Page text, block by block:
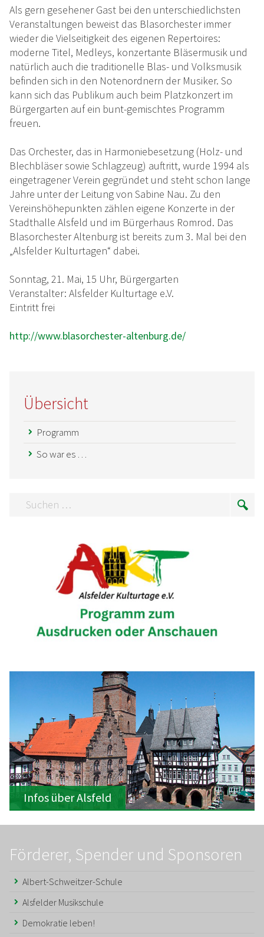
Als gern gesehener Gast bei den unterschiedlichsten
Veranstaltungen beweist das Blasorchester immer
wieder die Vielseitigkeit des eigenen Repertoires:
moderne Titel, Medleys, konzertante Bläsermusik und
natürlich auch die traditionelle Blas- und Volksmusik
befinden sich in den Notenordnern der Musiker. So
kann sich das Publikum auch beim Platzkonzert im
Bürgergarten auf ein bunt-gemischtes Programm
freuen.
Das Orchester, das in Harmoniebesetzung (Holz- und
Blechbläser sowie Schlagzeug) auftritt, wurde 1994 als
eingetragener Verein gegründet und steht schon lange
Jahre unter der Leitung von Sabine Nau. Zu den
Vereinshöhepunkten zählen eigene Konzerte in der
Stadthalle Alsfeld und im Bürgerhaus Romrod. Das
Blasorchester Altenburg ist bereits zum 3. Mal bei den
„Alsfelder Kulturtagen“ dabei.
Sonntag, 21. Mai, 15 Uhr, Bürgergarten
Veranstalter: Alsfelder Kulturtage e.V.
Eintritt frei
http://www.blasorchester-altenburg.de/
Übersicht
Programm
So war es …
Suchen
Infos über Alsfeld
Förderer, Spender und Sponsoren
Albert-Schweitzer-Schule
Alsfelder Musikschule
Demokratie leben!